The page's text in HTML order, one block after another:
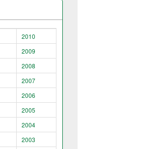
2010
2009
2008
2007
2006
2005
2004
2003